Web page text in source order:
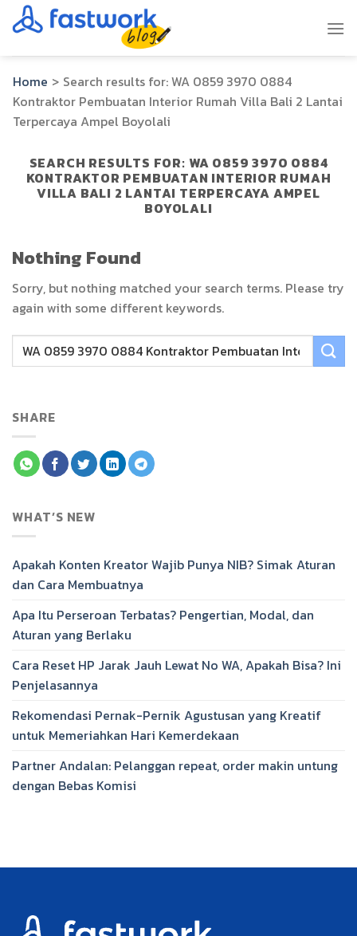
Skip
to
Home > Search results for:WA 0859 3970 0884
Kontraktor Pembuatan Interior Rumah Villa Bali 2 Lantai
Terpercaya Ampel Boyolali
SEARCH RESULTS FOR: WA 0859 3970 0884
KONTRAKTOR PEMBUATAN INTERIOR RUMAH
VILLA BALI 2 LANTAI TERPERCAYA AMPEL
BOYOLALI
Nothing Found
Sorry, but nothing matched your search terms. Please try
again with some different keywords.
SHARE
WHAT’S NEW
Apakah Konten Kreator Wajib Punya NIB? Simak Aturan
dan Cara Membuatnya
Apa Itu Perseroan Terbatas? Pengertian, Modal, dan
Aturan yang Berlaku
Cara Reset HP Jarak Jauh Lewat No WA, Apakah Bisa? Ini
Penjelasannya
Rekomendasi Pernak-Pernik Agustusan yang Kreatif
untuk Memeriahkan Hari Kemerdekaan
Partner Andalan: Pelanggan repeat, order makin untung
dengan Bebas Komisi